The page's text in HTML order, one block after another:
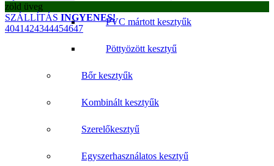
PVC mártott kesztyűk
Pöttyözött kesztyű
Bőr kesztyűk
Kombinált kesztyűk
Szerelőkesztyű
Egyszerhasználatos kesztyű
zöld üveg
SZÁLLÍTÁS INGYENES!
4041424344454647